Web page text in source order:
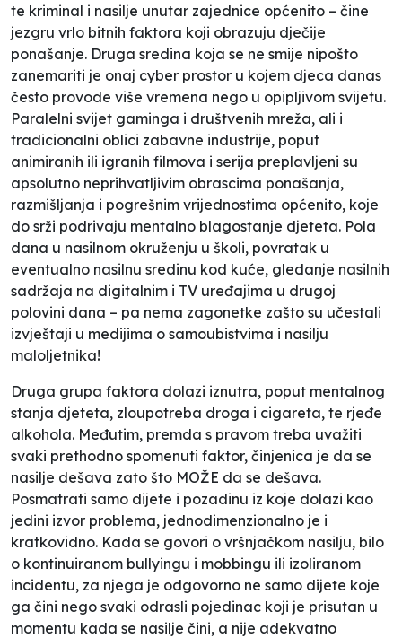
te kriminal i nasilje unutar zajednice općenito – čine
jezgru vrlo bitnih faktora koji obrazuju dječije
ponašanje. Druga sredina koja se ne smije nipošto
zanemariti je onaj cyber prostor u kojem djeca danas
često provode više vremena nego u opipljivom svijetu.
Paralelni svijet gaminga i društvenih mreža, ali i
tradicionalni oblici zabavne industrije, poput
animiranih ili igranih filmova i serija preplavljeni su
apsolutno neprihvatljivim obrascima ponašanja,
razmišljanja i pogrešnim vrijednostima općenito, koje
do srži podrivaju mentalno blagostanje djeteta. Pola
dana u nasilnom okruženju u školi, povratak u
eventualno nasilnu sredinu kod kuće, gledanje nasilnih
sadržaja na digitalnim i TV uređajima u drugoj
polovini dana – pa nema zagonetke zašto su učestali
izvještaji u medijima o samoubistvima i nasilju
maloljetnika!
Druga grupa faktora dolazi iznutra, poput mentalnog
stanja djeteta, zloupotreba droga i cigareta, te rjeđe
alkohola. Međutim, premda s pravom treba uvažiti
svaki prethodno spomenuti faktor, činjenica je da se
nasilje dešava zato što MOŽE da se dešava.
Posmatrati samo dijete i pozadinu iz koje dolazi kao
jedini izvor problema, jednodimenzionalno je i
kratkovidno. Kada se govori o vršnjačkom nasilju, bilo
o kontinuiranom bullyingu i mobbingu ili izoliranom
incidentu, za njega je odgovorno ne samo dijete koje
ga čini nego svaki odrasli pojedinac koji je prisutan u
momentu kada se nasilje čini, a nije adekvatno